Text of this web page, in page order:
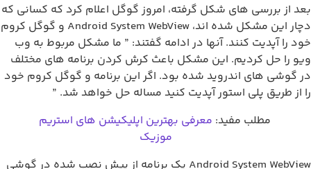
بررسی های شکل گرفته، امروز گوگل اعلام کرد که کسانی که
دچار این مشکل شده اند، Android System WebView و گوگل کروم
کنند. آنها در ادامه گفتند:‌ ” ما مشکل مربوط به وب
حل کردیم. این مشکل باعث کرش کردن برنامه های مختلف
های اندروید شده بود. اگر این برنامه و گوگل کروم خود
پلی استور آپدیت کنید مساله حل خواهد شد. ”
مطلب مفید: معرفی بهترین اپلیکیشن های استریم
موزیک
Android System WebView یک برنامه از پیش نصب شده در گوشی